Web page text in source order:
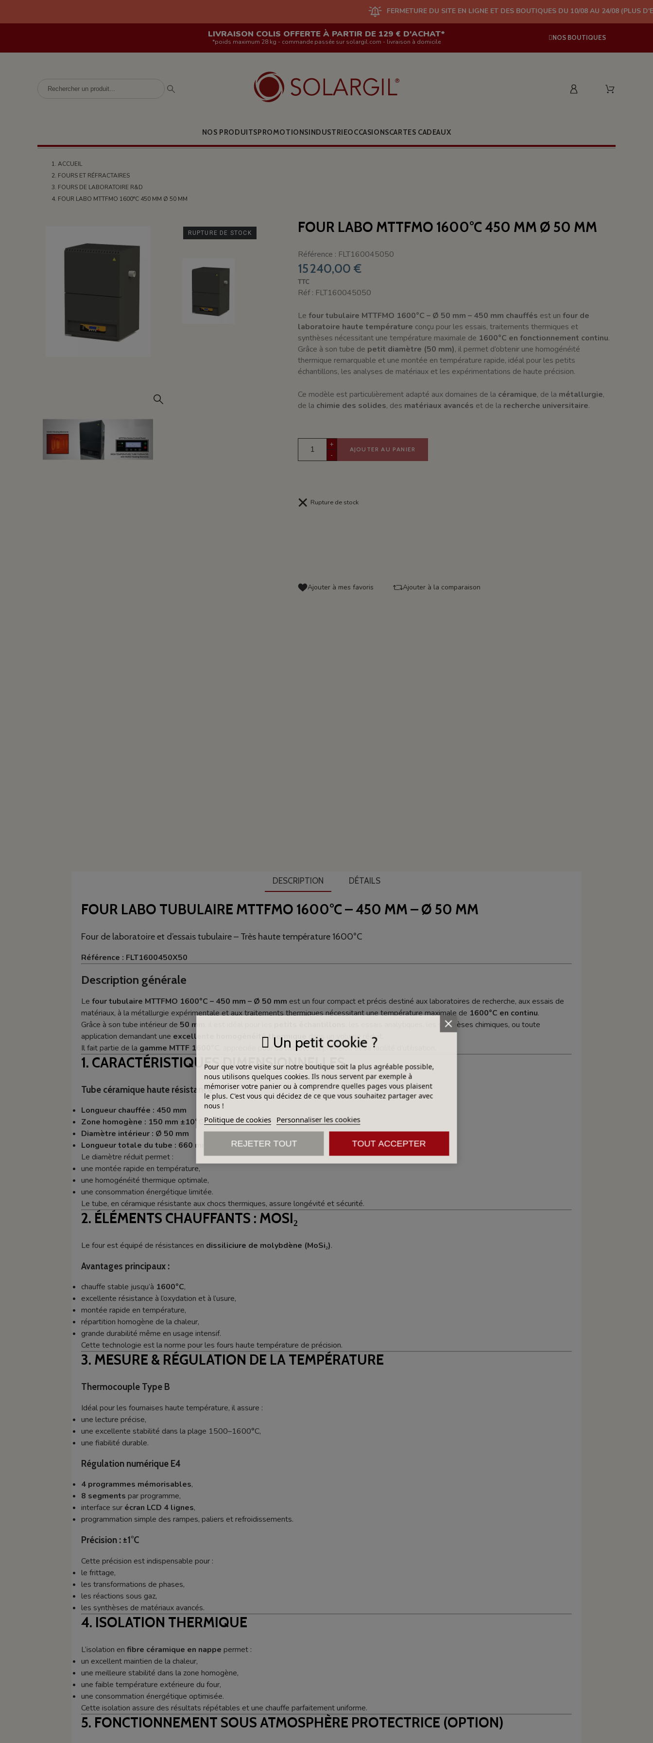
FERMETURE DU SITE EN LIGNE ET DES BOUTIQUES DU 10/08 AU 24/08 (PLUS D'EXPÉDITION
LIVRAISON COLIS OFFERTE À PARTIR DE 129 € D'ACHAT*
*poids maximum 28 kg - commande passée sur solargil.com - livraison à domicile
NOS BOUTIQUES
NOS PRODUITSPROMOTIONSINDUSTRIEOCCASIONSCARTES CADEAUX
ACCUEIL
FOURS ET RÉFRACTAIRES
FOURS DE LABORATOIRE R&D
FOUR LABO MTTFMO 1600°C 450 MM Ø 50 MM
RUPTURE DE STOCK FOUR LABO MTTFMO 1600°C 450 MM Ø 50 MM
Référence : FLT160045050
15 240,00 €
TTC
Réf : FLT160045050
Le four tubulaire MTTFMO 1600°C – Ø 50 mm – 450 mm chauffés est un four de
laboratoire haute température conçu pour les essais, traitements thermiques et
synthèses nécessitant une température maximale de 1600°C en fonctionnement continu.
Grâce à son tube de petit diamètre (50 mm), il permet d’obtenir une homogénéité
thermique remarquable et une montée en température rapide, idéal pour les petits
échantillons, les analyses de matériaux et les expérimentations de haute précision.
Ce modèle est particulièrement adapté aux domaines de la céramique, de la métallurgie,
de la chimie des solides, des matériaux avancés et de la recherche universitaire.
+
-
AJOUTER AU PANIER
Rupture de stock
Ajouter à mes favoris Ajouter à la comparaison
DESCRIPTION DÉTAILS
FOUR LABO TUBULAIRE MTTFMO 1600°C – 450 MM – Ø 50 MM
Four de laboratoire et d’essais tubulaire – Très haute température 1600°C
Référence : FLT1600450X50
Description générale
Le four tubulaire MTTFMO 1600°C – 450 mm – Ø 50 mm est un four compact et précis destiné aux laboratoires de recherche, aux essais de
matériaux, à la métallurgie expérimentale et aux traitements thermiques nécessitant une température maximale de 1600°C en continu.
Grâce à son tube intérieur de 50 mm
, les essais analytiques, les synthèses chimiques, ou toute
application demandant une excellente homogénéité thermique
dans un volume réduit.
Il fait partie de la gamme MTTF 1600°C , appréciée pour sa fiabilité, sa précision et sa facilité d'utilisation.
1. CARACTÉRISTIQUES DIMENSIONNELLES
Tube céramique haute résistance
Longueur chauffée : 450 mm
Zone homogène : 150 mm ±10°C
Diamètre intérieur : Ø 50 mm
Longueur totale du tube : 660 mm
Le diamètre réduit permet :
une montée rapide en température,
une homogénéité thermique optimale,
une consommation énergétique limitée.
Le tube, en céramique résistante aux chocs thermiques, assure longévité et sécurité.
2. ÉLÉMENTS CHAUFFANTS : MOSI₂
Le four est équipé de résistances en dissiliciure de molybdène (MoSi₂).
Avantages principaux :
chauffe stable jusqu’à 1600°C,
excellente résistance à l’oxydation et à l’usure,
montée rapide en température,
répartition homogène de la chaleur,
grande durabilité même en usage intensif.
Cette technologie est la norme pour les fours haute température de précision.
3. MESURE & RÉGULATION DE LA TEMPÉRATURE
Thermocouple Type B
Idéal pour les fournaises haute température, il assure :
une lecture précise,
une excellente stabilité dans la plage 1500–1600°C,
une fiabilité durable.
Régulation numérique E4
4 programmes mémorisables,
8 segments par programme,
interface sur écran LCD 4 lignes,
programmation simple des rampes, paliers et refroidissements.
Précision : ±1°C
Cette précision est indispensable pour :
le frittage,
les transformations de phases,
les réactions sous gaz,
les synthèses de matériaux avancés.
4. ISOLATION THERMIQUE
L’isolation en fibre céramique en nappe permet :
un excellent maintien de la chaleur,
une meilleure stabilité dans la zone homogène,
une faible température extérieure du four,
une consommation énergétique optimisée.
Cette isolation assure des résultats répétables et une chauffe parfaitement uniforme.
5. FONCTIONNEMENT SOUS ATMOSPHÈRE PROTECTRICE (OPTION)
Un petit cookie ?
Pour que votre visite sur notre boutique soit la plus agréable possible,
nous utilisons quelques cookies. Ils nous servent par exemple à
mémoriser votre panier ou à comprendre quelles pages vous plaisent
le plus. C'est vous qui décidez de ce que vous souhaitez partager avec
nous !
Politique de cookies Personnaliser les cookies
REJETER TOUT TOUT ACCEPTER